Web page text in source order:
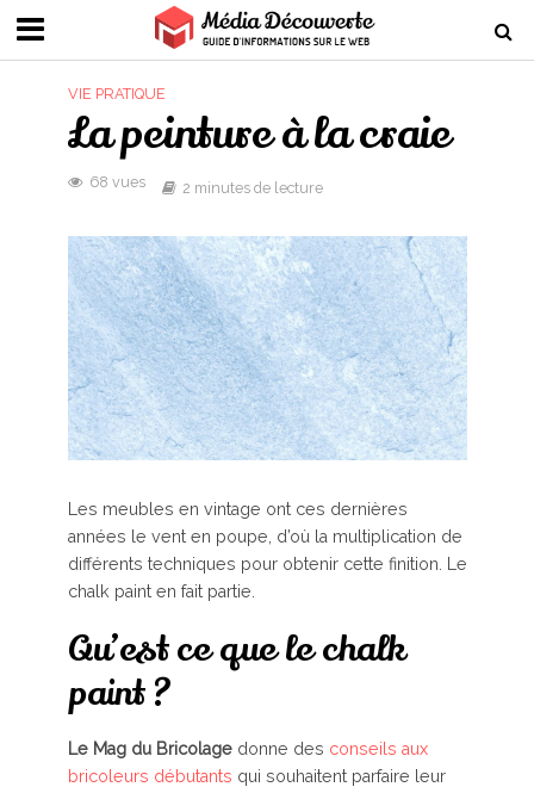
VIE PRATIQUE
La peinture à la craie
68 vues 2 minutes de lecture
Les meubles en vintage ont ces dernières
années le vent en poupe, d’où la multiplication de
différents techniques pour obtenir cette finition. Le
chalk paint en fait partie.
Qu’est ce que le chalk
paint ?
Le Mag du Bricolagedonne des conseils aux
bricoleurs débutants qui souhaitent parfaire leur